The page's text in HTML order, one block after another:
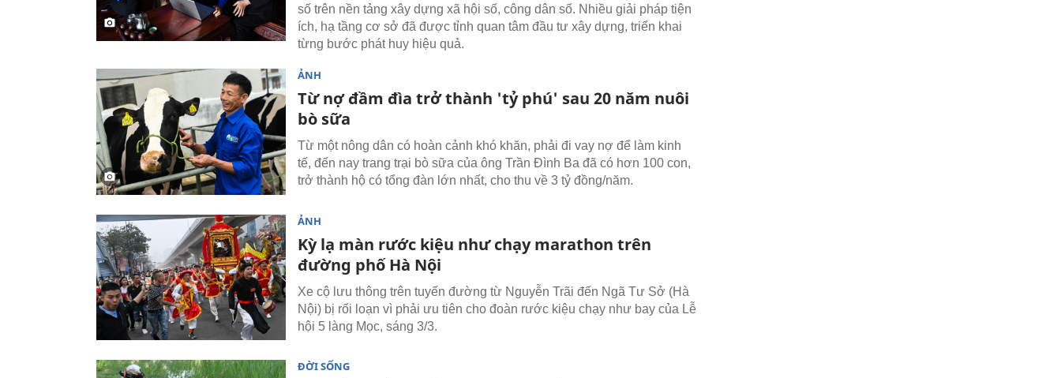
số trên nền tảng xây dựng xã hội số, công dân số. Nhiều giải pháp tiện
ích, hạ tầng cơ sở đã được tỉnh quan tâm đầu tư xây dựng, triển khai
từng bước phát huy hiệu quả.
ẢNH
Từ nợ đầm đìa trở thành 'tỷ phú' sau 20 năm nuôi
bò sữa
Từ một nông dân có hoàn cảnh khó khăn, phải đi vay nợ để làm kinh
tế, đến nay trang trại bò sữa của ông Trần Đình Ba đã có hơn 100 con,
trở thành hộ có tổng đàn lớn nhất, cho thu về 3 tỷ đồng/năm.
ẢNH
Kỳ lạ màn rước kiệu như chạy marathon trên
đường phố Hà Nội
Xe cộ lưu thông trên tuyến đường từ Nguyễn Trãi đến Ngã Tư Sở (Hà
Nội) bị rối loạn vì phải ưu tiên cho đoàn rước kiệu chạy như bay của Lễ
hội 5 làng Mọc, sáng 3/3.
ĐỜI SỐNG